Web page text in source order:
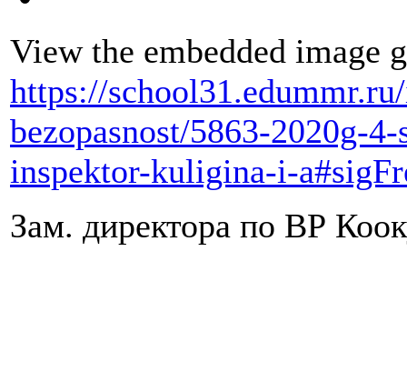
View the embedded image
https://
bezopasnost/5863-2020g-
inspektor-kuligina-i-
Зам. директора по ВР